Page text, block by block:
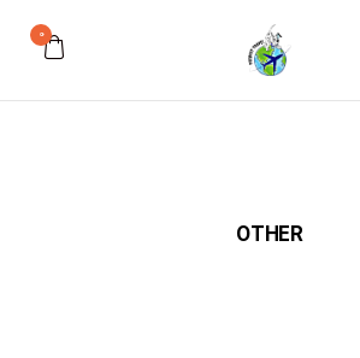
0
OTHER